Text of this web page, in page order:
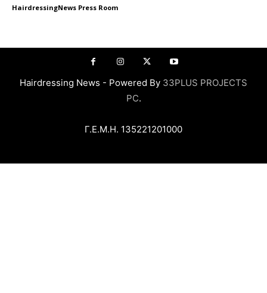
HairdressingNews Press Room
Hairdressing News - Powered By 33PLUS PROJECTS
PC.
Γ.Ε.Μ.Η. 135221201000